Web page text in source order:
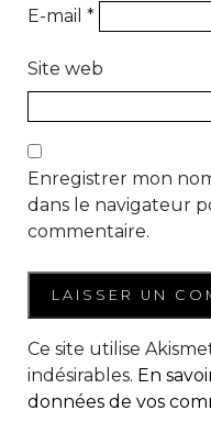
E-mail *
Site web
Enregistrer mon
dans le navigateur
commentaire.
Ce site utilise
indésirables. En
données de vos